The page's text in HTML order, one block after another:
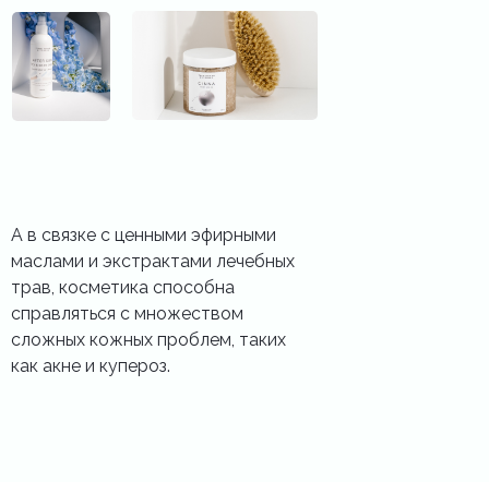
А в связке с ценными эфирными
маслами и экстрактами лечебных
трав, косметика способна
справляться с множеством
сложных кожных проблем, таких
как акне и купероз.